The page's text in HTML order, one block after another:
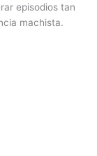
episodios tan
machista.